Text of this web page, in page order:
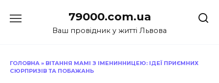
до
79000.com.ua
Ваш провідник у житті Львова
ГОЛОВНА » ВІТАННЯ МАМІ З ІМЕНИННИЦЕЮ: ІДЕЇ ПРИЄМНИХ
СЮРПРИЗІВ ТА ПОБАЖАНЬ